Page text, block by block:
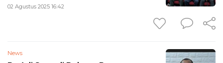
Pendidikan dan Pembangunan
02 Agustus 2025 16:42
News